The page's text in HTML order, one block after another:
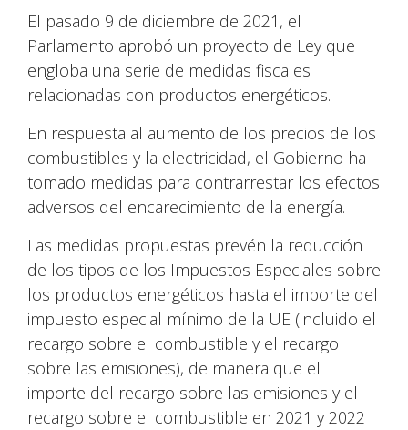
El pasado 9 de diciembre de 2021, el
Parlamento aprobó un proyecto de Ley que
engloba una serie de medidas fiscales
relacionadas con productos energéticos.
En respuesta al aumento de los precios de los
combustibles y la electricidad, el Gobierno ha
tomado medidas para contrarrestar los efectos
adversos del encarecimiento de la energía.
Las medidas propuestas prevén la reducción
de los tipos de los Impuestos Especiales sobre
los productos energéticos hasta el importe del
impuesto especial mínimo de la UE (incluido el
recargo sobre el combustible y el recargo
sobre las emisiones), de manera que el
importe del recargo sobre las emisiones y el
recargo sobre el combustible en 2021 y 2022